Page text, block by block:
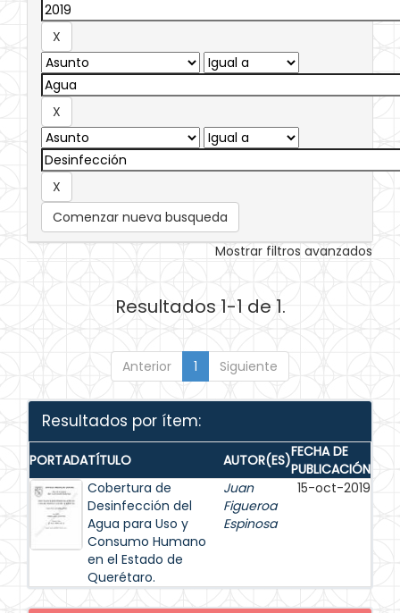
Comenzar nueva busqueda
Mostrar filtros avanzados
Resultados 1-1 de 1.
Anterior 1 Siguiente
Resultados por ítem:
PORTADATÍTULO AUTOR(ES)FECHA DE
PUBLICACIÓN
Cobertura de
Desinfección del
Agua para Uso y
Consumo Humano
en el Estado de
Querétaro.
Juan
Figueroa
Espinosa
15-oct-2019